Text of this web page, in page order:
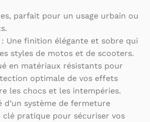
parfait pour un usage urbain ou
: Une finition élégante et sobre qui
styles de motos et de scooters.
en matériaux résistants pour
optimale de vos effets
les chocs et les intempéries.
d’un système de fermeture
clé pratique pour sécuriser vos